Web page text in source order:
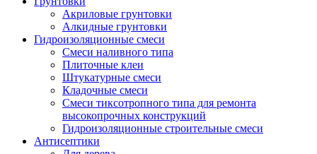
Акриловые грунтовки
Алкидные грунтовки
Гидроизоляционные смеси
Смеси наливного типа
Плиточные клеи
Штукатурные смеси
Кладочные смеси
Смеси тиксотропного типа для ремонта
высокопрочных конструкций
Гидроизоляционные строительные смеси
Антисептики